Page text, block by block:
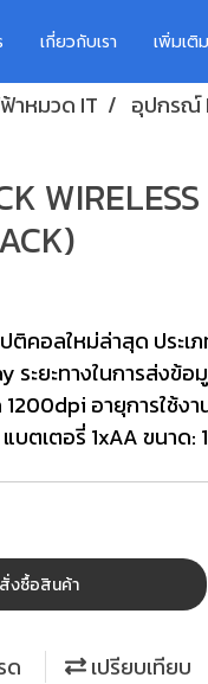
เกี่ยวกับเรา เพิ่มเ
าหมวด IT
อุปกรณ์
ติคอลใหม่ล่าสุด ประ
ระยะทางในการส่งข้
1200dpi อายุการใช้
แบตเตอรี่ 1xAA ขนาด
สั่งซื้อสินค้า
ด เปรียบเทียบ